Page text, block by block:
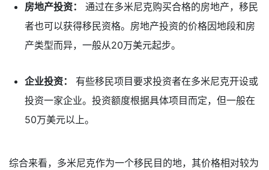
房地产投资：
通过在多米尼克购买合格的房地产，移民
者也可以获得移民资格。房地产投资的价格因地段和房
产类型而异，一般从20万美元起步。
企业投资：
有些移民项目要求投资者在多米尼克开设或
投资一家企业。投资额度根据具体项目而定，但一般在
50万美元以上。
综合来看，多米尼克作为一个移民目的地，其价格相对较为